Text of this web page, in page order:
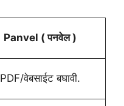
Panvel ( पनवेल )
PDF/वेबसाईट बघावी.